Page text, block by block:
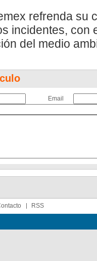
refrenda su
incidentes, con
del medio
Email
RSS